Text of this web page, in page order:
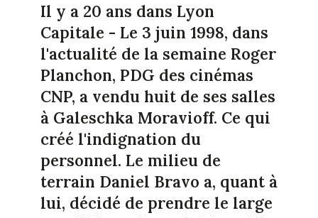
Il y a 20 ans dans Lyon
Capitale - Le 3 juin 1998, dans
l'actualité de la semaine Roger
Planchon, PDG des cinémas
CNP, a vendu huit de ses salles
à Galeschka Moravioff. Ce qui
créé l'indignation du
personnel. Le milieu de
terrain Daniel Bravo a, quant à
lui, décidé de prendre le large